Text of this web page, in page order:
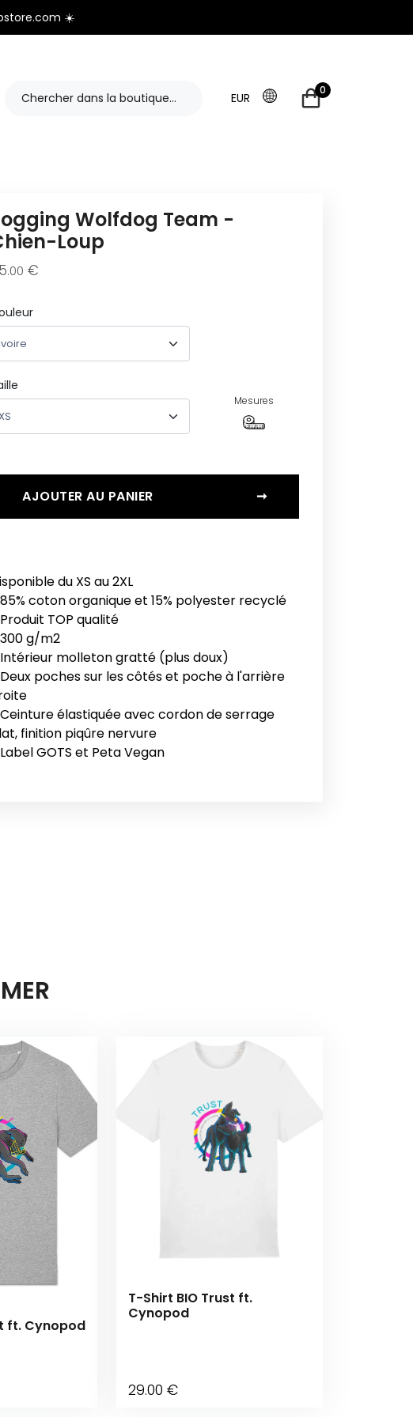
☀️
EUR
0
Wolfdog Team -
Loup
.00 €
Mesures
AJOUTER AU PANIER ➞
du XS au 2XL
coton organique et 15% polyester recyclé
TOP qualité
g/m2
molleton gratté (plus doux)
poches sur les côtés et poche à l'arrière
élastiquée avec cordon de serrage
finition piqûre nervure
ft. Cynopod
T-Shirt BIO Trust ft.
Cynopod
29.00 €